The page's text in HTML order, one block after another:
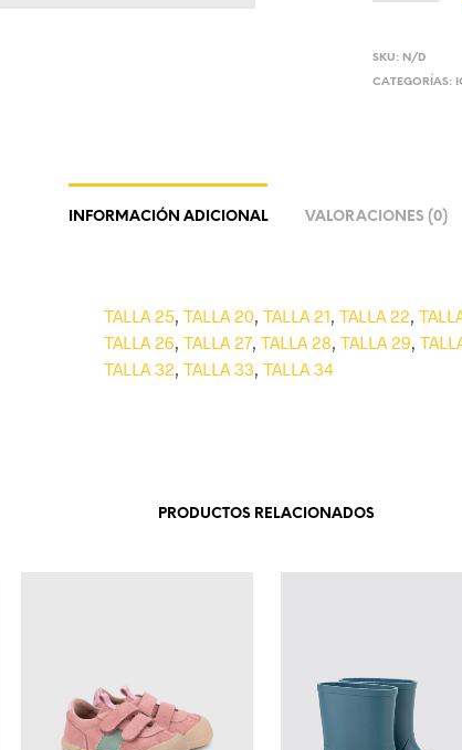
SKU: N/D
CATEGORÍAS:
INFORMACIÓN ADICIONAL VALORACIONES (0)
TALLA 25 TALLA 20 TALLA 21 TALLA 22
TALLA 26 TALLA 27 TALLA 28 TALLA 29
TALLA 32 TALLA 33 TALLA 34
PRODUCTOS RELACIONADOS